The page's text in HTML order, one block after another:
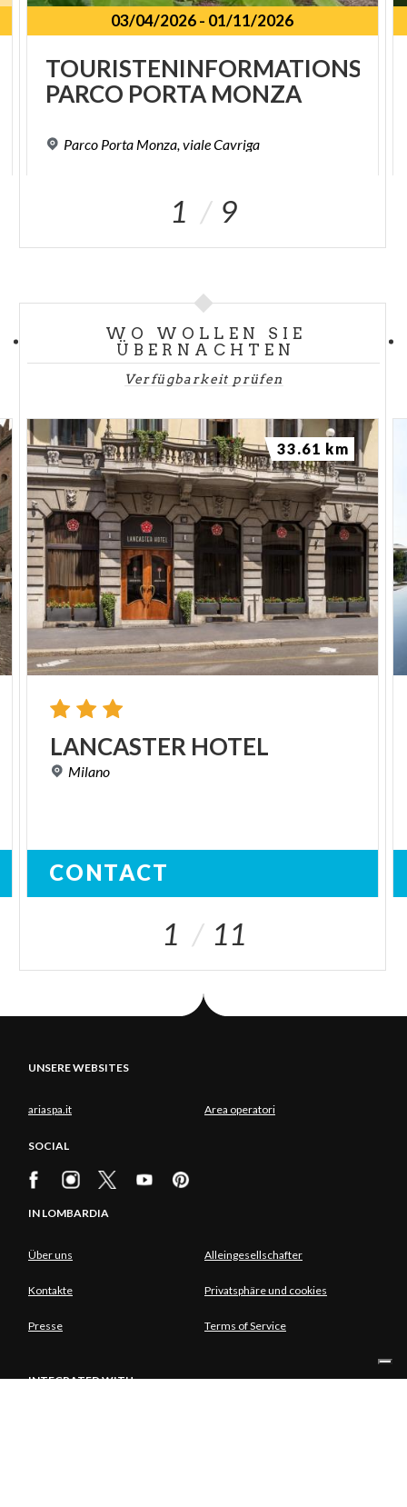
03/04/2026- 01/11/2026
PARCO PORTA MONZA
Parco Porta Monza,vialeCavriga
1 9
WO WOLLEN SIE
ÜBERNACHTEN
Verfügbarkeit prüfen
LANCASTER HOTEL
Milano
CONTACT
33.61 km
1 11
UNSERE WEBSITES
ariaspa.it Area operatori
SOCIAL
IN LOMBARDIA
Über uns Alleingesellschafter
Kontakte Privatsphäre und cookies
Presse Terms of Service
INTEGRATED WITH